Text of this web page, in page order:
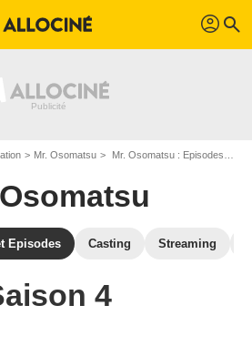
profil search
Mr. Osomatsu Mr. Osomatsu : Episodes de la saison 4
Episodes Casting Streaming
4